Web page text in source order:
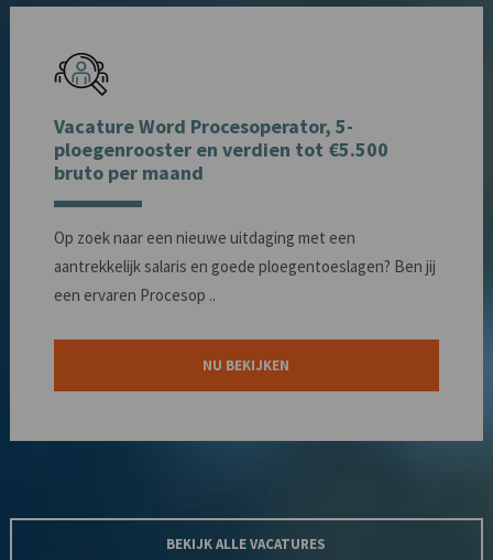
Vacature Word Procesoperator, 5-
ploegenrooster en verdien tot €5.500
bruto per maand
Op zoek naar een nieuwe uitdaging met een
aantrekkelijk salaris en goede ploegentoeslagen? Ben jij
een ervaren Procesop ..
NU BEKIJKEN
BEKIJK ALLE VACATURES